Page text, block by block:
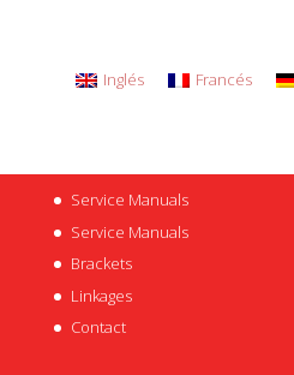
Inglés Francés
Service Manuals
Service Manuals
Brackets
Linkages
Contact